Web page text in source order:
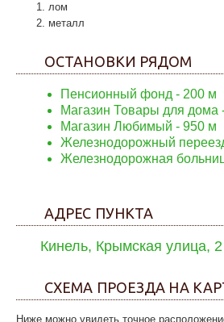
лом
металл
ОСТАНОВКИ РЯДОМ
Пенсионный фонд - 200 м
Магазин Товары для дома
Магазин Любимый - 950 м
Железнодорожный
Железнодорожная
АДРЕС ПУНКТА
Кинель, Крымская улица, 2
СХЕМА ПРОЕЗДА НА
Ниже можно увидеть точное